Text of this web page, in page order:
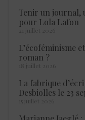
Tenir un journal,
pour Lola Lafon
21 juillet 2026
L’écoféminisme
roman ?
18 juillet 2026
La fabrique
Desbiolles le 23
15 juillet 2026